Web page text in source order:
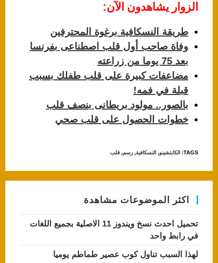
c
e
b
o
o
k
at
s
A
p
p
الزوار يشاهدون الآن:
طريقة النسكافية برغوة المحترفين
وفاة صاحب أول قلب اصطناعى بفرنسا
بعد 75 يوما من زراعته
مضاعفات كبيرة على قلب طفلك بسبب
قبلة في فمه!
بالصور.. مولود بريطانى بنصف قلب
خطوات الحصول على قلب صحي
TAGS
: الكابتشينو, النسكافية, رسم, قلب
اكثر الموضوعات مشاهدة
تحميل احدث نسخ ويندوز 11 الاصلية بجميع اللغات
في رابط واحد
لهذا السبب تناول كوب عصير طماطم يوميا